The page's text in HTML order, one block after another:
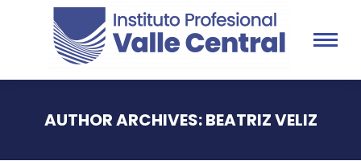
AUTHOR ARCHIVES:BEATRIZ VELIZ